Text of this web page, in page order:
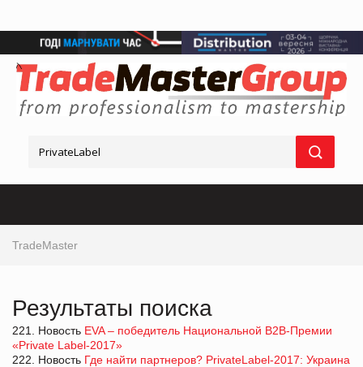
TradeMaster
Результаты поиска
221. Новость EVA – победитель Национальной В2В-Премии
«Private Label-2017»
222. Новость Где найти партнеров? PrivateLabel-2017: Украина